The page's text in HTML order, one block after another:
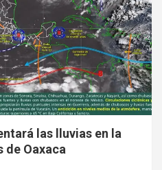
las lluvias en la
de Oaxaca